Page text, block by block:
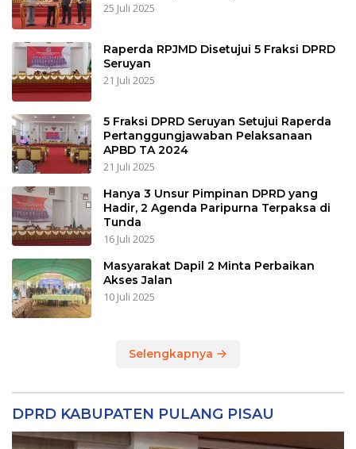
25 Juli 2025
Raperda RPJMD Disetujui 5 Fraksi DPRD
Seruyan
21 Juli 2025
5 Fraksi DPRD Seruyan Setujui Raperda
Pertanggungjawaban Pelaksanaan
APBD TA 2024
21 Juli 2025
Hanya 3 Unsur Pimpinan DPRD yang
Hadir, 2 Agenda Paripurna Terpaksa di
Tunda
16 Juli 2025
Masyarakat Dapil 2 Minta Perbaikan
Akses Jalan
10 Juli 2025
Selengkapnya
DPRD KABUPATEN PULANG PISAU